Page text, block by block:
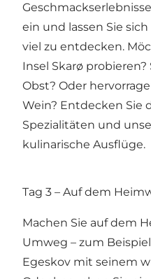
ein und lassen Sie
viel zu entdecken.
Insel Skarø
Obst? Oder
Wein? Entdecken Sie
Spezialitäten und
kulinarische Ausflüge.
Tag 3 – Auf dem
Machen Sie auf dem
Umweg – zum
Egeskov mit seinem